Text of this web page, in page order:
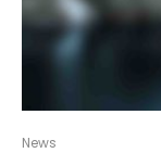
News